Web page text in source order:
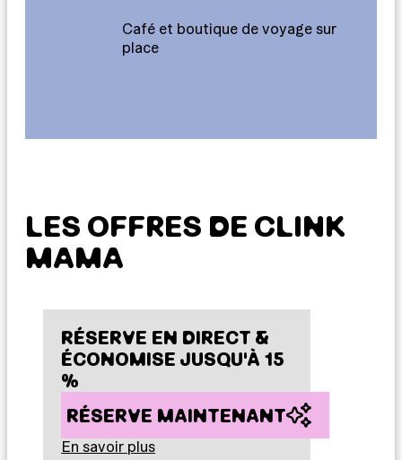
Café et boutique de voyage sur
place
LES OFFRES DE CLINK
MAMA
RÉSERVE EN DIRECT &
ÉCONOMISE JUSQU'À 15
%
RÉSERVE MAINTENANT
En savoir plus